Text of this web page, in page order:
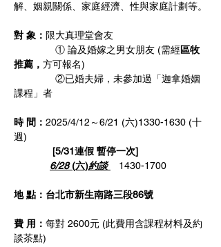
解、姻親關係、家庭經濟、性與家庭計劃等。
對 象： 限大真理堂會友
               ① 論及婚嫁之男女朋友 (需經
區牧
推薦， 方可報名)
②已婚夫婦，未參加過「迦拿婚姻
課程」者
時 間： 2025/4/12～6/21 (六)1330-1630 (十
週)
              [5/31連假 暫停一次]
6/28 (六)約談 1430-1700
地 點：台北市新生南路三段86號
費 用： 每對 2600元 (此費用含課程材料及約
談茶點)